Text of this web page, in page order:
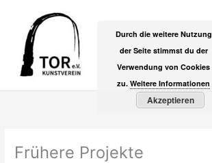
springen
Frühere Projekte
Durch die weitere Nutzung
der Seite stimmst du der
Verwendung von Cookies
zu. Weitere Informationen
Akzeptieren